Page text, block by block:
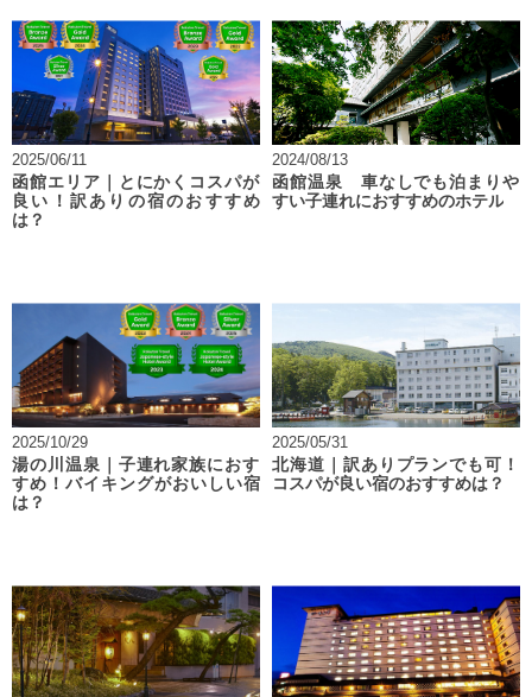
2025/06/11
函館エリア｜とにかくコスパが
良い！訳ありの宿のおすすめ
は？
2024/08/13
函館温泉 車なしでも泊まりや
すい子連れにおすすめのホテル
2025/10/29
湯の川温泉｜子連れ家族におす
すめ！バイキングがおいしい宿
は？
2025/05/31
北海道｜訳ありプランでも可！
コスパが良い宿のおすすめは？